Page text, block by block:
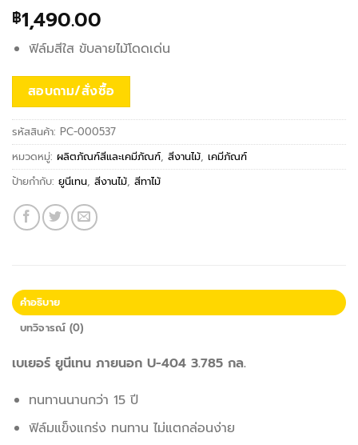
฿1,490.00
ฟิล์มสีใส ขับลายไม้โดดเด่น
สอบถาม/สั่งซื้อ
รหัสสินค้า: PC-000537
หมวดหมู่: ผลิตภัณฑ์สีและเคมีภัณฑ์, สีงานไม้, เคมีภัณฑ์
ป้ายกำกับ: ยูนีเทน, สีงานไม้, สีทาไม้
คำอธิบาย
บทวิจารณ์ (0)
เบเยอร์ ยูนีเทน ภายนอก U-404 3.785 กล.
ทนทานนานกว่า 15 ปี
ฟิล์มแข็งแกร่ง ทนทาน ไม่แตกล่อนง่าย